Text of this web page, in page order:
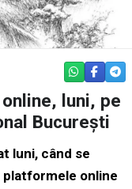
WHATSAPP
luni, pe
Bucureşti
luni, când se
platformele online